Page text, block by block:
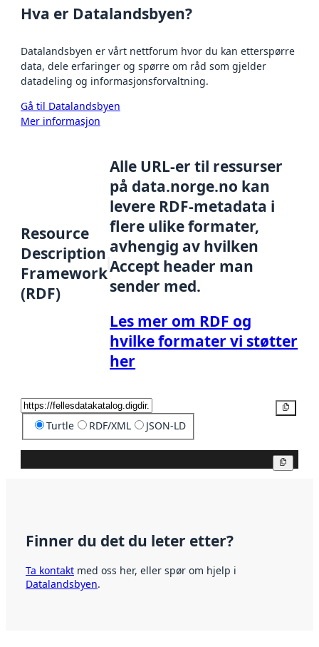
Hva er Datalandsbyen?
Datalandsbyen er vårt nettforum hvor du kan etterspørre
data, dele erfaringer og spørre om råd som gjelder
datadeling og informasjonsforvaltning.
Gå til Datalandsbyen
Mer informasjon
Resource
Description
Framework
(RDF)
Alle URL-er til ressurser
på data.norge.no kan
levere RDF-metadata i
flere ulike formater,
avhengig av hvilken
Accept header man
sender med.
Les mer om RDF og
hvilke formater vi støtter
her
Turtle RDF/XML JSON-LD
Finner du det du leter etter?
Ta kontakt med oss her, eller spør om hjelp i
Datalandsbyen.